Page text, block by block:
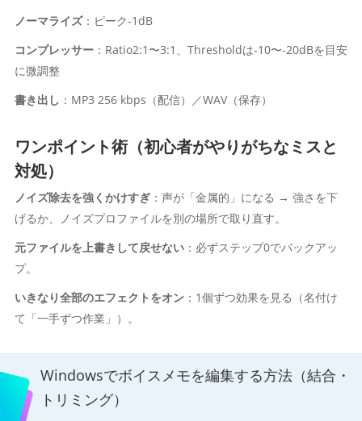
ノーマライズ：ピーク-1dB
コンプレッサー：Ratio2:1〜3:1、Thresholdは-10〜-20dBを目安
に微調整
書き出し ：MP3 256 kbps（配信）／WAV（保存）
ワンポイント術（初心者がやりがちなミスと
対処）
ノイズ除去を強くかけすぎ：声が「金属的」になる → 強さを下
げるか、ノイズプロファイルを別の場所で取り直す。
元ファイルを上書きして戻せない：必ずステップ0でバックアッ
プ。
いきなり全部のエフェクトをオン：1個ずつ効果を見る（名付け
て「一手ずつ作業」）。
Windowsでボイスメモを編集する方法（結合・
トリミング）